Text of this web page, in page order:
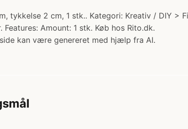
tykkelse 2 cm, 1 stk.. Kategori: Kreativ / DIY
Amount: 1 stk. Køb hos Rito.dk.
kan være genereret med hjælp fra AI.